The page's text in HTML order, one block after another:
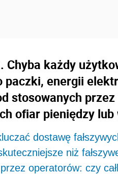
Chyba każdy
paczki, energii
stosowanych
ofiar pieniędzy
dostawę
niż
operatorów: czy